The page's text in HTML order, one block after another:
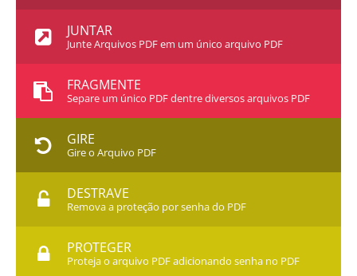
JUNTAR
Junte Arquivos PDF em um único arquivo PDF
FRAGMENTE
Separe um único PDF dentre diversos arquivos PDF
GIRE
Gire o Arquivo PDF
DESTRAVE
Remova a proteção por senha do PDF
PROTEGER
Proteja o arquivo PDF adicionando senha no PDF